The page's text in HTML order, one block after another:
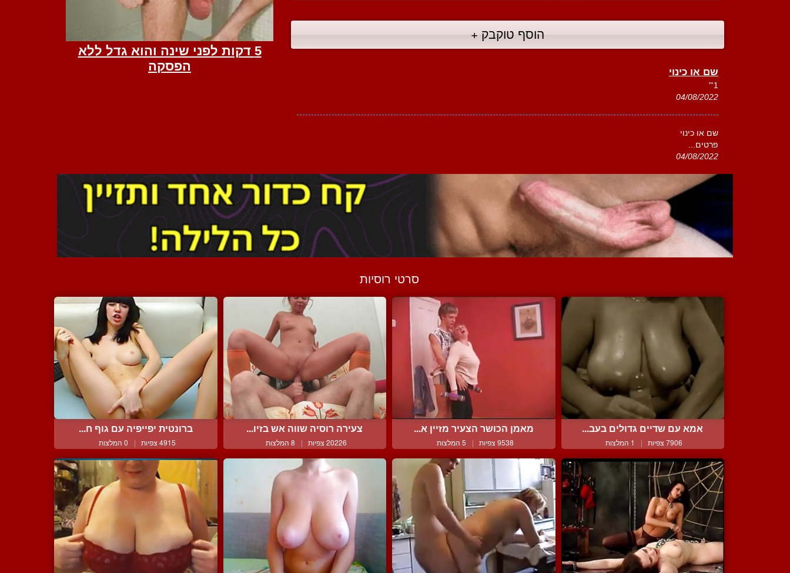
הוסף טוקבק +
שם או כינוי
1'"
04/08/2022
שם או כינוי
פרטים...
04/08/2022
סרטי רוסיות
אמא עם שדיים גדולים בעב...
7906 צפיות | 1 המלצות
מאמן הכושר הצעיר מזיין א...
9538 צפיות | 5 המלצות
צעירה רוסיה שווה אש בזיו...
20226 צפיות | 8 המלצות
ברונטית יפייפיה עם גוף ח...
4915 צפיות | 0 המלצות